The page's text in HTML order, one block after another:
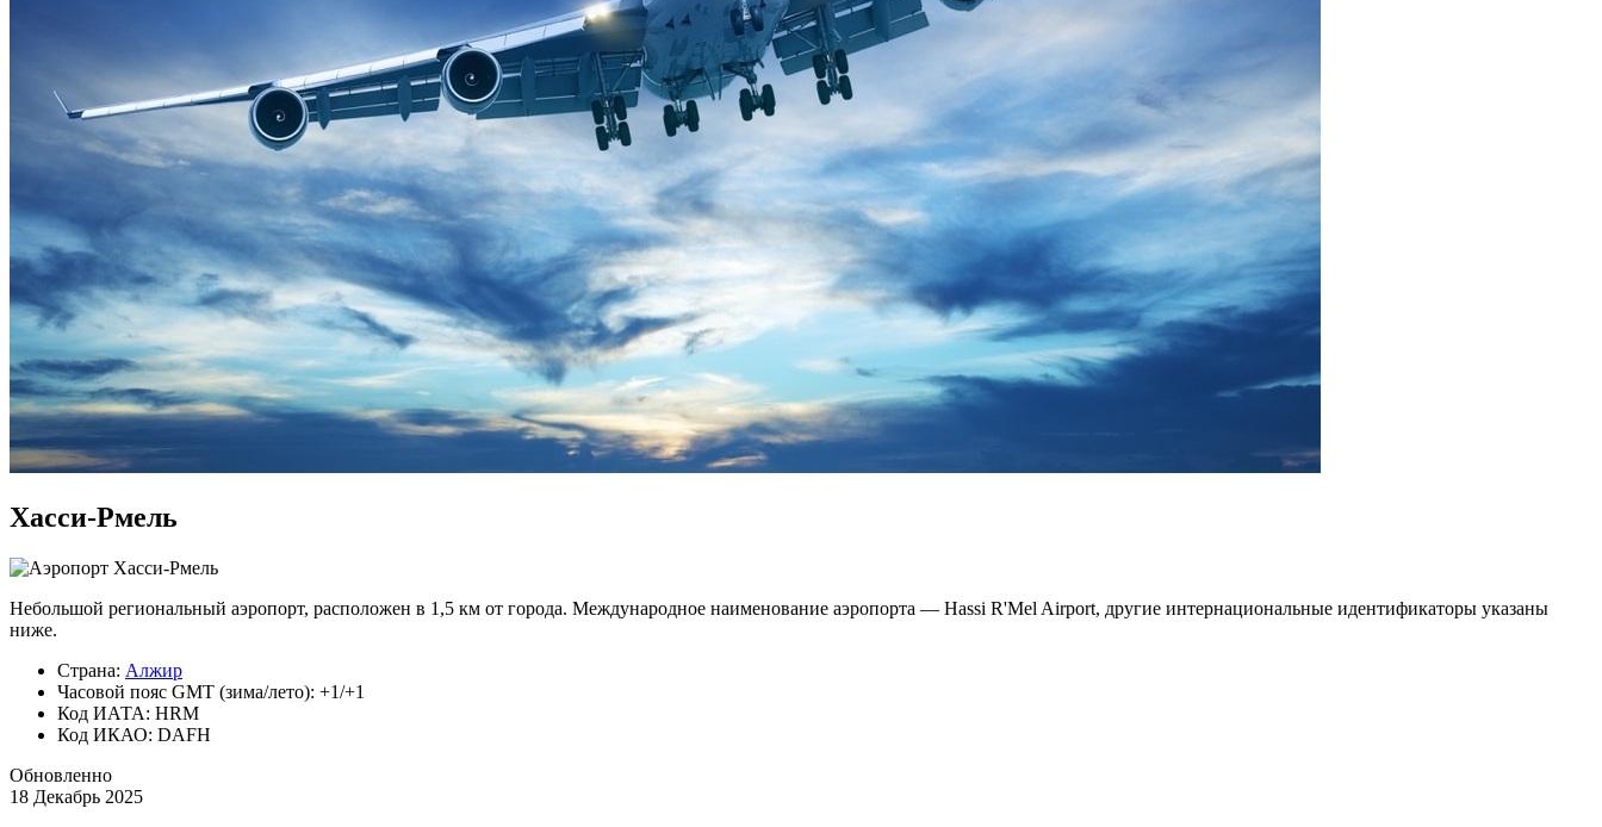
Хасси-Рмель
Небольшой региональный аэропорт, расположен в 1,5 км от города. Международное наименование аэропорта — Hassi R'Mel Airport, другие интернациональные идентификаторы указаны
ниже.
Страна: Алжир
Часовой пояс GMT (зима/лето): +1/+1
Код ИАТА: HRM
Код ИКАО: DAFH
Обновленно
18 Декабрь 2025